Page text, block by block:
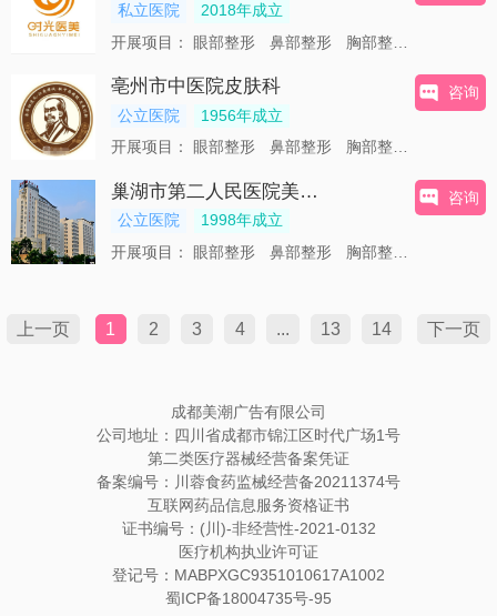
私立医院
2018年成立
开展项目：
眼部整形 鼻部整形 胸部整形
亳州市中医院皮肤科
公立医院
1956年成立
开展项目：
眼部整形 鼻部整形 胸部整形
咨询
巢湖市第二人民医院美容整形科
公立医院
1998年成立
开展项目：
眼部整形 鼻部整形 胸部整形
咨询
上一页 1 2 3 4 ... 13 14 下一页
成都美潮广告有限公司
公司地址：四川省成都市锦江区时代广场1号
第二类医疗器械经营备案凭证
备案编号：川蓉食药监械经营备20211374号
互联网药品信息服务资格证书
证书编号：(川)-非经营性-2021-0132
医疗机构执业许可证
登记号：MABPXGC9351010617A1002
蜀ICP备18004735号-95